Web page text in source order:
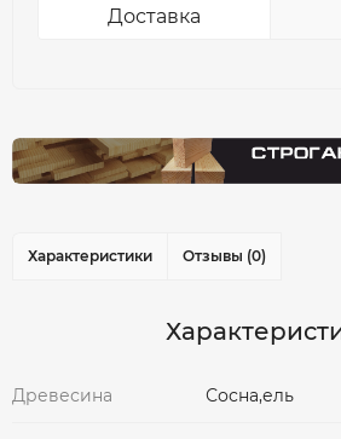
Доставка
Характеристики Отзывы (0)
Древесина Сосна,ель